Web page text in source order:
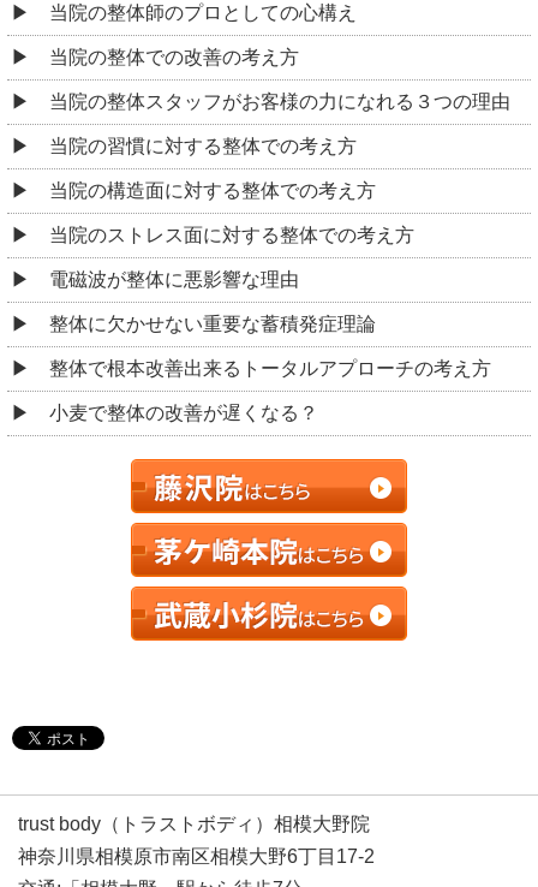
当院の整体師のプロとしての心構え
当院の整体での改善の考え方
当院の整体スタッフがお客様の力になれる３つの理由
当院の習慣に対する整体での考え方
当院の構造面に対する整体での考え方
当院のストレス面に対する整体での考え方
電磁波が整体に悪影響な理由
整体に欠かせない重要な蓄積発症理論
整体で根本改善出来るトータルアプローチの考え方
小麦で整体の改善が遅くなる？
trust body（トラストボディ）相模大野院
神奈川県相模原市南区相模大野6丁目17-2